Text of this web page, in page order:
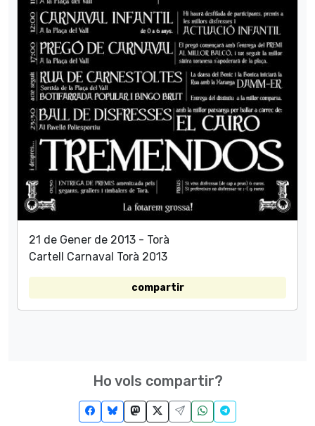
21 de Gener de 2013 - Torà
Cartell Carnaval Torà 2013
compartir
Ho vols compartir?